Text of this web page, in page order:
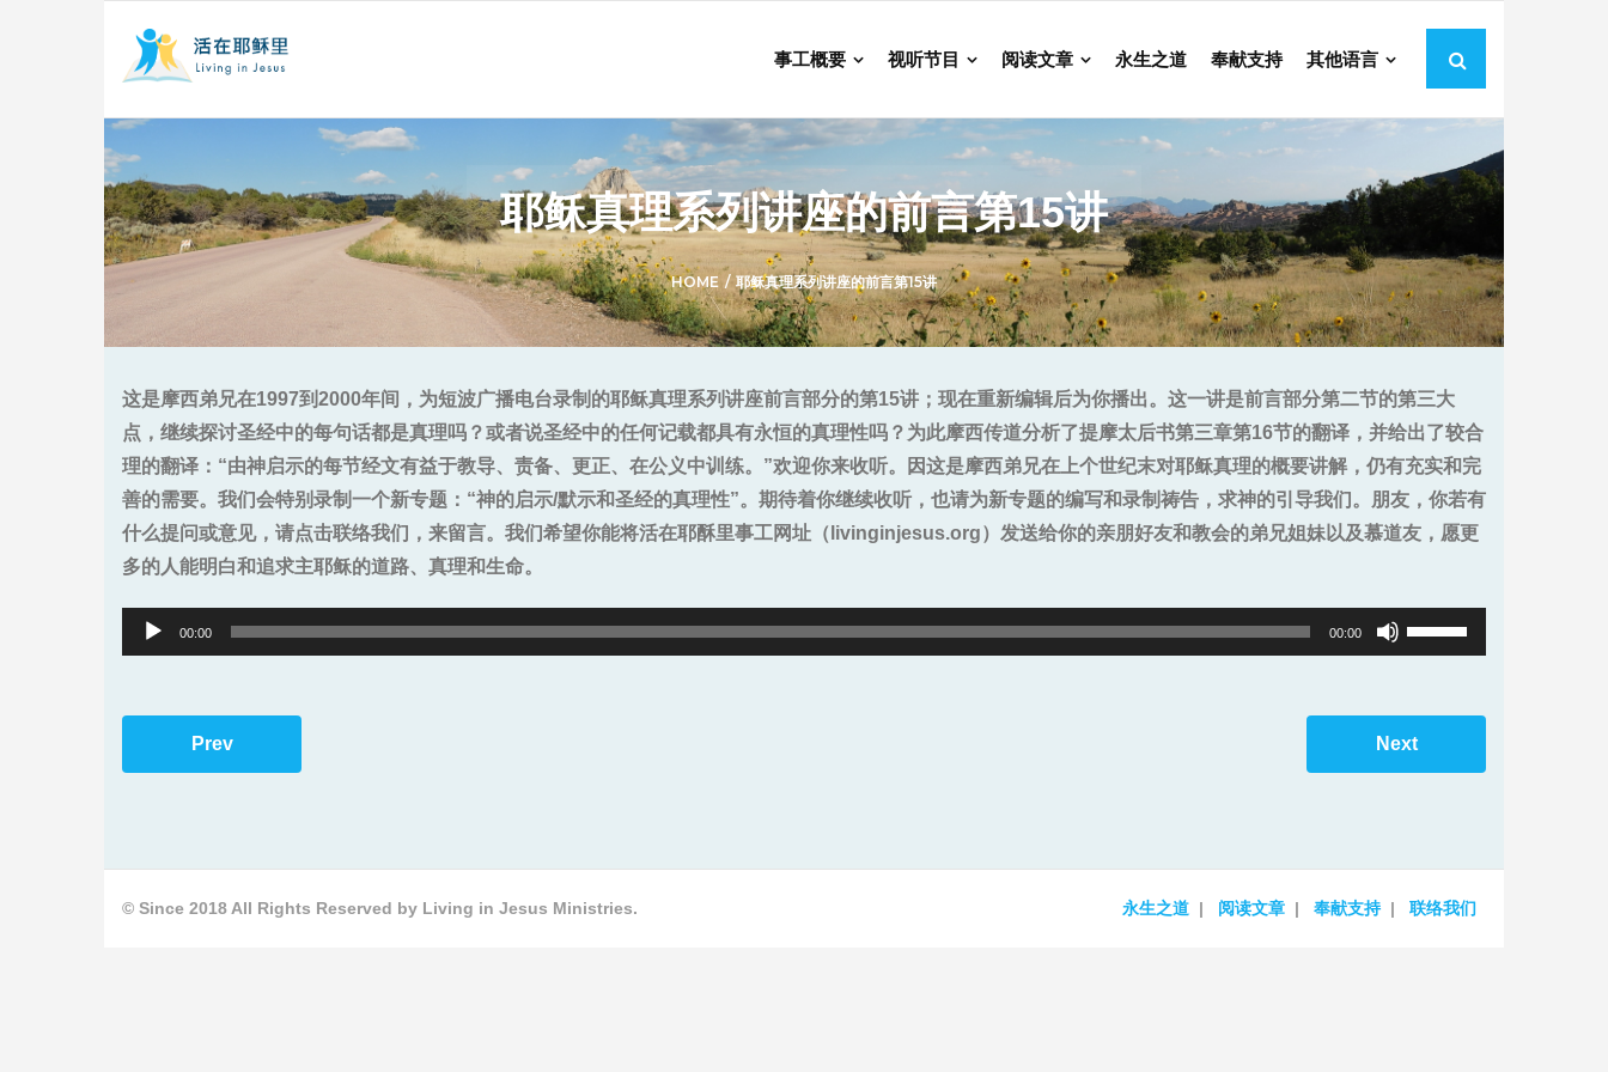
事工概要 视听节目 阅读文章 永生之道 奉献支持 其他语言
耶稣真理系列讲座的前言第15讲
HOME / 耶稣真理系列讲座的前言第15讲
这是摩西弟兄在1997到2000年间，为短波广播电台录制的耶稣真理系列讲座前言部分的第15讲；现在重新编辑后为你播出。这一讲是前言部分第二节的第三大
点，继续探讨圣经中的每句话都是真理吗？或者说圣经中的任何记载都具有永恒的真理性吗？为此摩西传道分析了提摩太后书第三章第16节的翻译，并给出了较合
理的翻译：“由神启示的每节经文有益于教导、责备、更正、在公义中训练。”欢迎你来收听。因这是摩西弟兄在上个世纪末对耶稣真理的概要讲解，仍有充实和完
善的需要。我们会特别录制一个新专题：“神的启示/默示和圣经的真理性”。期待着你继续收听，也请为新专题的编写和录制祷告，求神的引导我们。朋友，你若有
什么提问或意见，请点击联络我们，来留言。我们希望你能将活在耶酥里事工网址（livinginjesus.org）发送给你的亲朋好友和教会的弟兄姐妹以及慕道友，愿更
多的人能明白和追求主耶稣的道路、真理和生命。
Audio
Player
00:00 00:00
Use
Up/Down
to
Prev Next
© Since 2018 All Rights Reserved by Living in Jesus Ministries. 永生之道 阅读文章 奉献支持 联络我们